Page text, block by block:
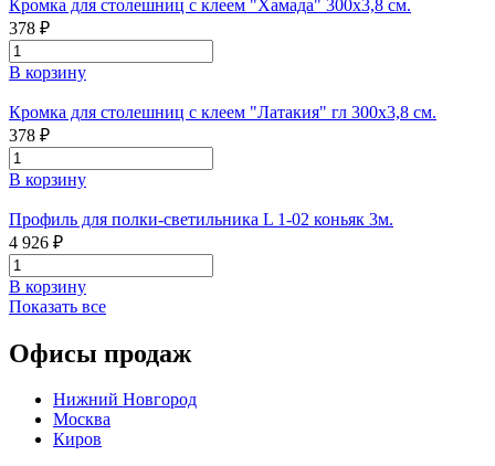
Кромка для столешниц с клеем "Хамада" 300х3,8 см.
378 ₽
В корзину
Кромка для столешниц с клеем "Латакия" гл 300х3,8 см.
378 ₽
В корзину
Профиль для полки-светильника L 1-02 коньяк 3м.
4 926 ₽
В корзину
Показать все
Офисы продаж
Нижний Новгород
Москва
Киров